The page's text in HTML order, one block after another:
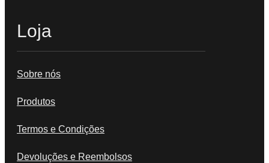
Loja
Sobre nós
Produtos
Termos e Condições
Devoluções e Reembolsos